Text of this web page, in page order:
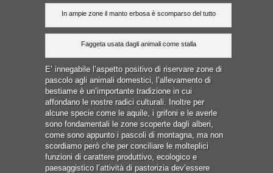
In ampie zone il manto erbosa è scomparso del tutto
Faggeta usata dagli animali come stalla
E’ innegabile l’aspetto positivo di riservare zone di
pascolo agli animali domestici, l’allevamento di
bestiame è un’importante tradizione in cui
affondano le nostre radici culturali. Inoltre per
alcune specie come le aquile, i grifoni e le averle
sono fondamentali le zone scoperte dagli alberi,
come sono appunto i pascoli di montagna, ma non
scordiamo però che per conciliare le molteplici
funzioni di carattere produttivo, ecologico e
paesaggistico l’attività di pastorizia dev’essere